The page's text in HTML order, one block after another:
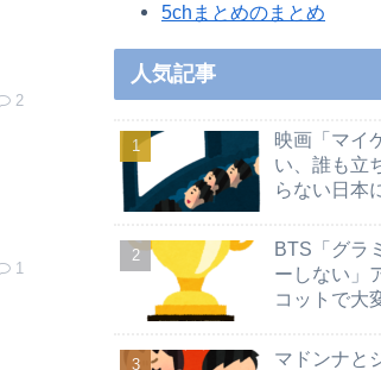
2
1
5chまとめのまとめ
人気記事
映画「マイ
い、誰も立
らない日本
BTS「グラ
ーしない」
コットで大
マドンナと